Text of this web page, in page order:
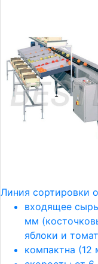
Линия сортировки
входящее
мм
яблоки и
компактна (12